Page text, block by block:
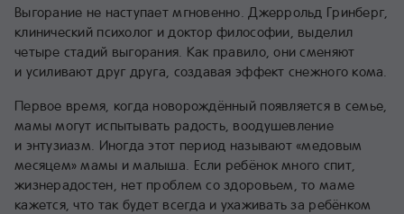
Выгорание не наступает мгновенно. Джеррольд Гринберг,
клинический психолог и доктор философии, выделил
четыре стадий выгорания. Как правило, они сменяют
и усиливают друг друга, создавая эффект снежного кома.
Первое время, когда новорождённый появляется в семье,
мамы могут испытывать радость, воодушевление
и энтузиазм. Иногда этот период называют «медовым
месяцем» мамы и малыша. Если ребёнок много спит,
жизнерадостен, нет проблем со здоровьем, то маме
кажется, что так будет всегда и ухаживать за ребёнком